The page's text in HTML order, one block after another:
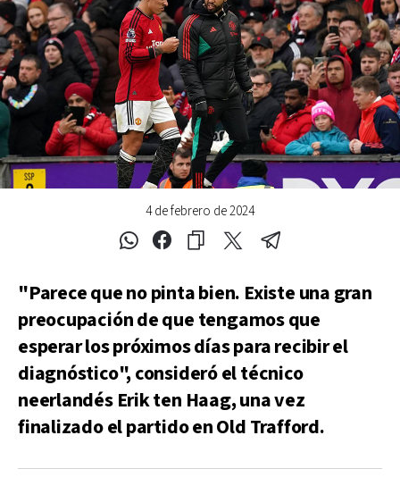
4 de febrero de 2024
"Parece que no pinta bien. Existe una gran
preocupación de que tengamos que
esperar los próximos días para recibir el
diagnóstico", consideró el técnico
neerlandés Erik ten Haag, una vez
finalizado el partido en Old Trafford.